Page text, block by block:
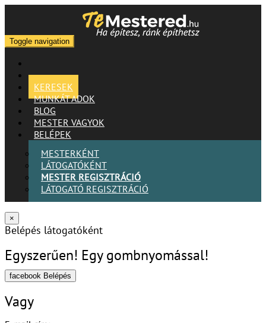
Toggle navigation
KERESEK
MUNKÁT ADOK
BLOG
MESTER VAGYOK
BELÉPEK
MESTERKÉNT
LÁTOGATÓKÉNT
MESTER REGISZTRÁCIÓ
LÁTOGATÓ REGISZTRÁCIÓ
×
Belépés látogatóként
Egyszerűen! Egy gombnyomással!
facebook Belépés
Vagy